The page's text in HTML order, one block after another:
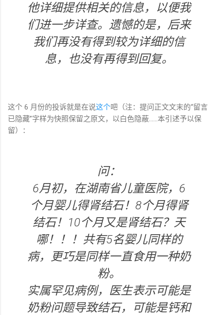
他详细提供相关的信息，以便我
们进一步详查。遗憾的是，后来
我们再没有得到较为详细的信
息，也没有再得到回复。
这个 6 月份的投诉就是在说这个吧（注：提问正文文末的“留言
已隐藏”字样为快照保留之原文，以白色隐蔽……本引述予以保
留）：
问：
6月初，在湖南省儿童医院，6
个月婴儿得肾结石！8个月得肾
结石！10个月又是肾结石？天
哪！！！共有5名婴儿同样的
病，更巧是同样一直食用一种奶
粉。
实属罕见病例，医生表示可能是
奶粉问题导致结石，可能是钙和